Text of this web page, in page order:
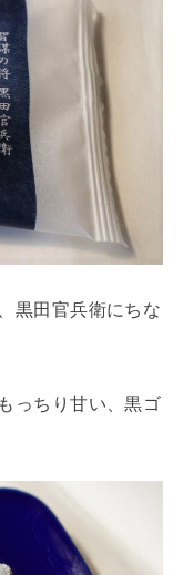
黒田官兵衛にちな
っちり甘い、黒ゴ